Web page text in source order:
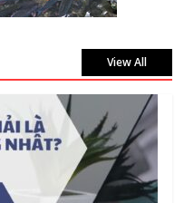
View All